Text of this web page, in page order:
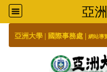
亞
亞洲大學 國際事務處 | 網站導